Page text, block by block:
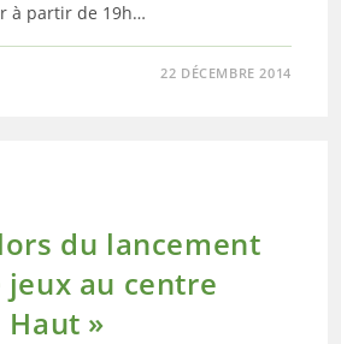
à partir de 19h…
22 DÉCEMBRE 2014
du lancement
jeux au centre
Haut »